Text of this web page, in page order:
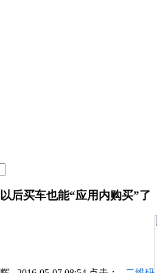
后买车也能“应用内购买”了